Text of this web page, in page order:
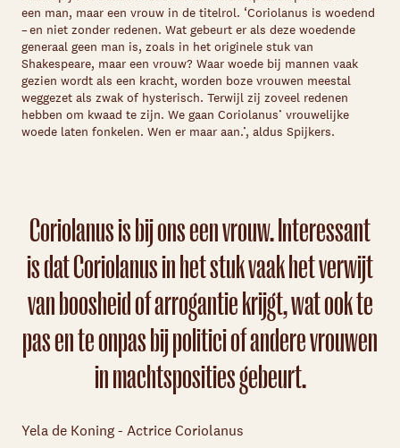
een man, maar een vrouw in de titelrol. ‘Coriolanus is woedend
– en niet zonder redenen. Wat gebeurt er als deze woedende
generaal geen man is, zoals in het originele stuk van
Shakespeare, maar een vrouw? Waar woede bij mannen vaak
gezien wordt als een kracht, worden boze vrouwen meestal
weggezet als zwak of hysterisch. Terwijl zij zoveel redenen
hebben om kwaad te zijn. We gaan Coriolanus’ vrouwelijke
woede laten fonkelen. Wen er maar aan.’, aldus Spijkers.
Coriolanus is bij ons een vrouw. Interessant
is dat Coriolanus in het stuk vaak het verwijt
van boosheid of arrogantie krijgt, wat ook te
pas en te onpas bij politici of andere vrouwen
in machtsposities gebeurt.
Yela de Koning - Actrice Coriolanus